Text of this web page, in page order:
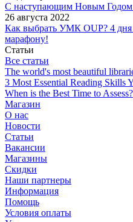
С наступающим Новым Годом
26 августа 2022
Как выбрать УМК OUP? 4
марафону!
Статьи
Все статьи
The world's most beautiful
3 Most Essential Reading Skills
When is the Best Time to Assess?
Магазин
О нас
Новости
Статьи
Вакансии
Магазины
Скидки
Наши партнеры
Информация
Помощь
Условия оплаты